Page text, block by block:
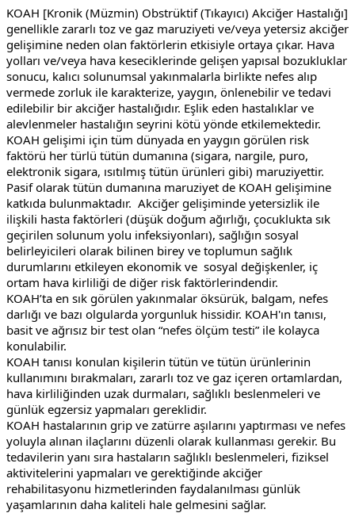
KOAH [Kronik (Müzmin) Obstrüktif (Tıkayıcı) Akciğer Hastalığı]
genellikle zararlı toz ve gaz maruziyeti ve/veya yetersiz akciğer
gelişimine neden olan faktörlerin etkisiyle ortaya çıkar. Hava
yolları ve/veya hava keseciklerinde gelişen yapısal bozukluklar
sonucu, kalıcı solunumsal yakınmalarla birlikte nefes alıp
vermede zorluk ile karakterize, yaygın, önlenebilir ve tedavi
edilebilir bir akciğer hastalığıdır. Eşlik eden hastalıklar ve
alevlenmeler hastalığın seyrini kötü yönde etkilemektedir.
KOAH gelişimi için tüm dünyada en yaygın görülen risk
faktörü her türlü tütün dumanına (sigara, nargile, puro,
elektronik sigara, ısıtılmış tütün ürünleri gibi) maruziyettir.
Pasif olarak tütün dumanına maruziyet de KOAH gelişimine
katkıda bulunmaktadır.  Akciğer gelişiminde yetersizlik ile
ilişkili hasta faktörleri (düşük doğum ağırlığı, çocuklukta sık
geçirilen solunum yolu infeksiyonları), sağlığın sosyal
belirleyicileri olarak bilinen birey ve toplumun sağlık
durumlarını etkileyen ekonomik ve  sosyal değişkenler, iç
ortam hava kirliliği de diğer risk faktörlerindendir.
KOAH’ta en sık görülen yakınmalar öksürük, balgam, nefes
darlığı ve bazı olgularda yorgunluk hissidir. KOAH'ın tanısı,
basit ve ağrısız bir test olan “nefes ölçüm testi” ile kolayca
konulabilir.
KOAH tanısı konulan kişilerin tütün ve tütün ürünlerinin
kullanımını bırakmaları, zararlı toz ve gaz içeren ortamlardan,
hava kirliliğinden uzak durmaları, sağlıklı beslenmeleri ve
günlük egzersiz yapmaları gereklidir.
KOAH hastalarının grip ve zatürre aşılarını yaptırması ve nefes
yoluyla alınan ilaçlarını düzenli olarak kullanması gerekir. Bu
tedavilerin yanı sıra hastaların sağlıklı beslenmeleri, fiziksel
aktivitelerini yapmaları ve gerektiğinde akciğer
rehabilitasyonu hizmetlerinden faydalanılması günlük
yaşamlarının daha kaliteli hale gelmesini sağlar.